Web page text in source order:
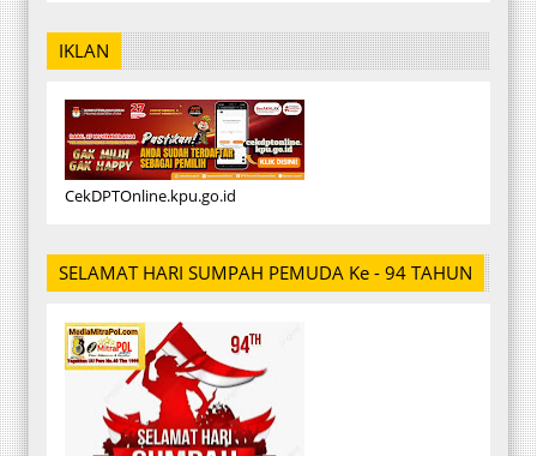
IKLAN
CekDPTOnline.kpu.go.id
SELAMAT HARI SUMPAH PEMUDA Ke - 94 TAHUN